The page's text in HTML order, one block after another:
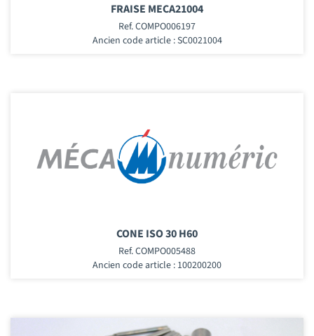
FRAISE MECA21004
Ref. COMPO006197
Ancien code article : SC0021004
CONE ISO 30 H60
Ref. COMPO005488
Ancien code article : 100200200